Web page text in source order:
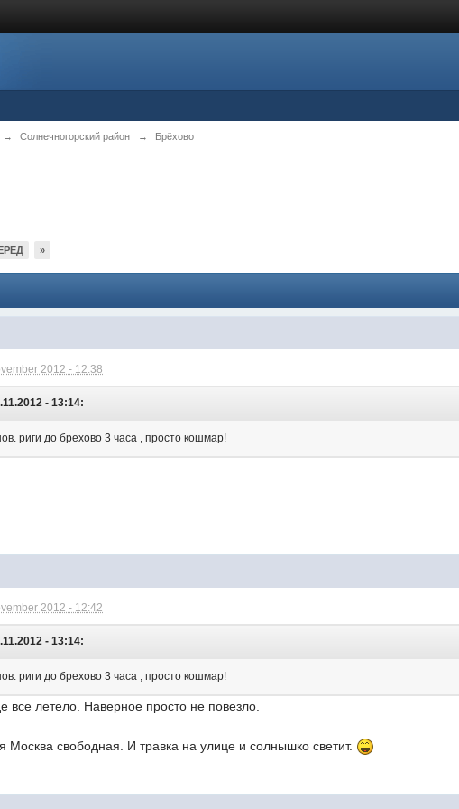
→ Солнечногорский район → Брёхово
»
2012 - 12:38
- 13:14:
риги до брехово 3 часа , просто кошмар!
2012 - 12:42
- 13:14:
риги до брехово 3 часа , просто кошмар!
все летело. Наверное просто не повезло.
Москва свободная. И травка на улице и солнышко светит.